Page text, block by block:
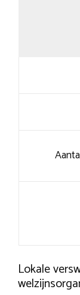
Lokale